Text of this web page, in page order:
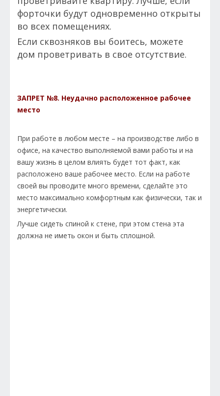
форточки будут одновременно открыты
во всех помещениях.
Если сквозняков вы боитесь, можете
дом проветривать в свое отсутствие.
ЗАПРЕТ №8. Неудачно расположенное рабочее
место
При работе в любом месте – на производстве либо в
офисе, на качество выполняемой вами работы и на
вашу жизнь в целом влиять будет тот факт, как
расположено ваше рабочее место. Если на работе
своей вы проводите много времени, сделайте это
место максимально комфортным как физически, так и
энергетически.
Лучше сидеть спиной к стене, при этом стена эта
должна не иметь окон и быть сплошной.